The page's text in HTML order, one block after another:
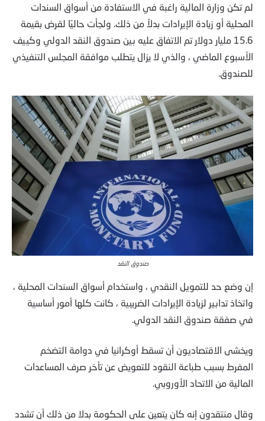
لم تكن وزارة المالية راغبة في الاستفادة من أسواق السندات
المحلية أو زيادة الإيرادات بدلاً من ذلك. ولجأت حاليًا لقرض بقيمة
15.6 مليار دولار تم الاتفاق عليه بين صندوق النقد الدولي وكييف
الأسبوع الماضي ، والذي لا يزال يتطلب موافقة المجلس التنفيذي
للصندوق.
صندوق النقد
إن وضع حد للتمويل النقدي ، واستخدام أسواق السندات المحلية ،
واتخاذ تدابير لزيادة الإيرادات الضريبية ، كانت كلها أمور أساسية
في صفقة صندوق النقد الدولي.
ويخشى الاقتصاديون أن تسقط أوكرانيا في دوامة التضخم
المفرط بسبب طباعة النقود للتعويض عن تأخر صرف المساعدات
المالية من الاتحاد الأوروبي.
وقال منتقدون إنه كان يتعين على الحكومة بدلا من ذلك أن تشدد